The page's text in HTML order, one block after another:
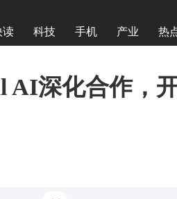
读 科技 手机 产业 热
AI深化合作，